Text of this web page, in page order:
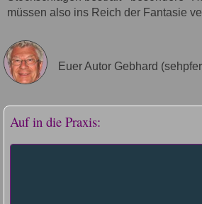
müssen also ins Reich der Fantasie
Euer Autor Gebhard
Auf in die Praxis: